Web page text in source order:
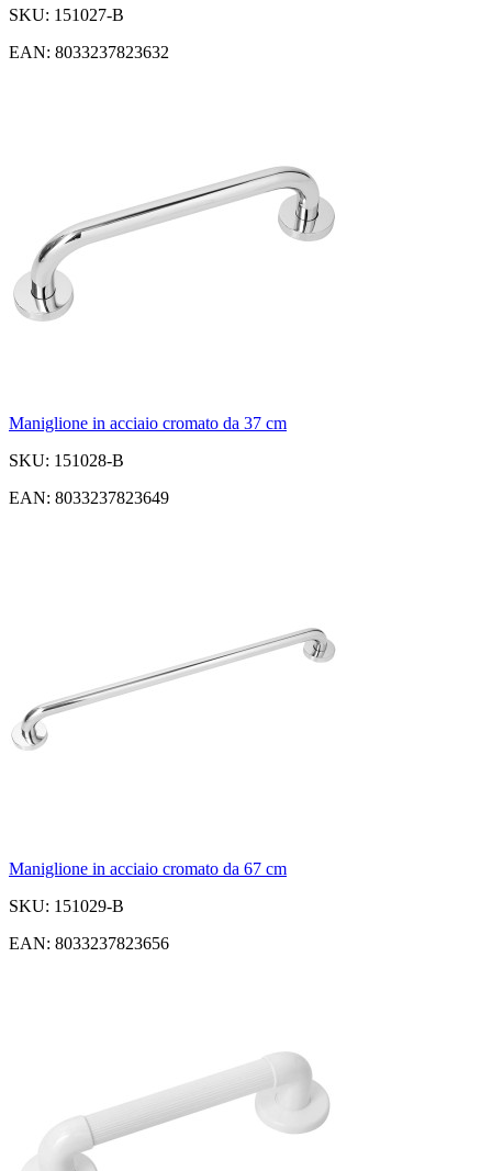
SKU: 151027-B
EAN: 8033237823632
Maniglione in acciaio cromato da 37 cm
SKU: 151028-B
EAN: 8033237823649
Maniglione in acciaio cromato da 67 cm
SKU: 151029-B
EAN: 8033237823656